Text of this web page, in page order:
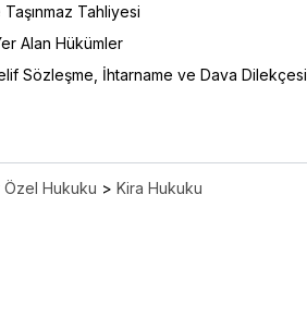
Tahliyesi
Alan Hükümler
Sözleşme, İhtarname ve Dava Dilekçesi
Özel Hukuku > Kira Hukuku